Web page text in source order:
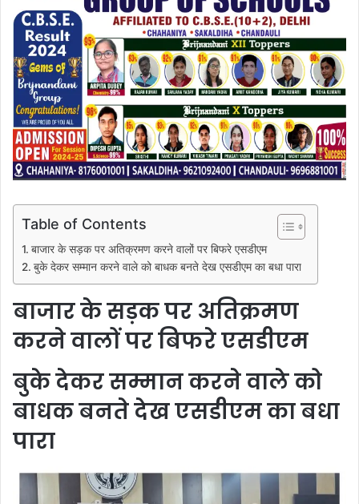
Table of Contents
बाजार के सड़क पर अतिक्रमण करने वालों पर बिफरे एसडीएम
बुके देकर सम्मान करने वाले को बाधक बनते देख एसडीएम का बधा पारा
बाजार के सड़क पर अतिक्रमण
करने वालों पर बिफरे एसडीएम
बुके देकर सम्मान करने वाले को
बाधक बनते देख एसडीएम का बधा
पारा